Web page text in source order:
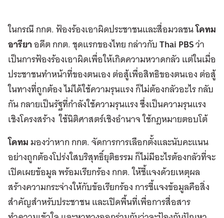
ในกรณี กกต. ฟ้องร้องเอาผิดประชาชนและสื่อมวลชนโคทม
อารียาอดีต กกต. ชุดแรกของไทย กล่าวกับThai PBSว่า
เป็นการฟ้องร้องเอาผิดเพื่อให้เกิดความหวาดกลัว แต่ในเมื่อ
ประชาชนทำหน้าที่ของตนเอง ต่อสู้เพื่อสิทธิของตนเอง ต่อสู้
ในทางที่ถูกต้อง ไม่ได้ใช้ความรุนแรง ก็ไม่ต้องกลัวอะไร กลับ
กัน กลายเป็นรัฐที่กำลังใช้ความรุนแรง ซึ่งเป็นความรุนแรง
เชิงโครงสร้าง ใช้นิติศาสตร์เชิงอำนาจ ใช้กฎหมายตอบโต้
โคทมมองว่าหาก กกต. จัดการการเลือกตั้งและนับคะแนน
อย่างถูกต้องโปร่งใสบริสุทธิ์ยุติธรรม ก็ไม่มีอะไรต้องกลัวที่จะ
เปิดเผยข้อมูล พร้อมเรียกร้อง กกต. ให้ชี้แจงด้วยเหตุผล
สร้างความกระจ่างให้กับข้อเรียกร้อง การชี้แจงข้อมูลคือสิ่ง
สำคัญสำหรับประชาชน และเปิดพื้นที่เพื่อการสื่อสาร